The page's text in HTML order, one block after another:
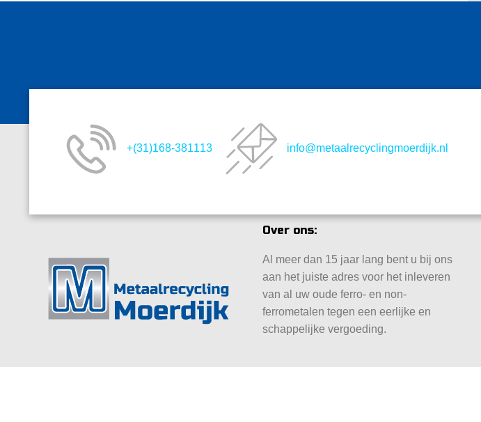
+(31)168-381113 info@metaalrecyclingmoerdijk.nl
Over ons:
Al meer dan 15 jaar lang bent u bij ons
aan het juiste adres voor het inleveren
van al uw oude ferro- en non-
ferrometalen tegen een eerlijke en
schappelijke vergoeding.